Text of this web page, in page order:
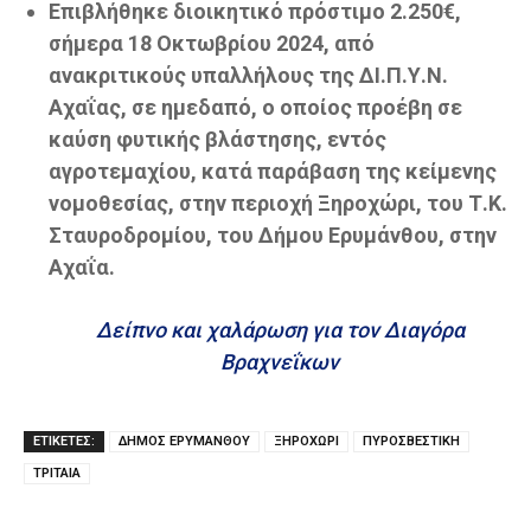
Επιβλήθηκε διοικητικό πρόστιμο 2.250€,
σήμερα 18 Οκτωβρίου 2024, από
ανακριτικούς υπαλλήλους της ΔΙ.Π.Υ.Ν.
Αχαΐας, σε ημεδαπό, ο οποίος προέβη σε
καύση φυτικής βλάστησης, εντός
αγροτεμαχίου, κατά παράβαση της κείμενης
νομοθεσίας, στην περιοχή Ξηροχώρι, του Τ.Κ.
Σταυροδρομίου, του Δήμου Ερυμάνθου, στην
Αχαΐα.
Δείπνο και χαλάρωση για τον Διαγόρα
Βραχνεΐκων
ΕΤΙΚΕΤΕΣ: ΔΗΜΟΣ ΕΡΥΜΑΝΘΟΥ ΞΗΡΟΧΩΡΙ ΠΥΡΟΣΒΕΣΤΙΚΗ
ΤΡΙΤΑΙΑ